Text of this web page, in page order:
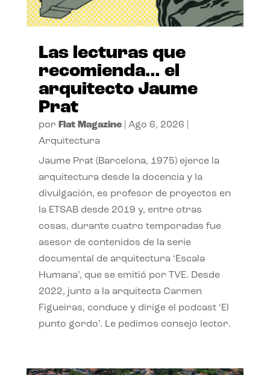
Las lecturas que
recomienda… el
arquitecto Jaume
Prat
por Flat Magazine| Ago 6, 2026
Arquitectura
Jaume Prat (Barcelona, 1975) ejerce la
arquitectura desde la docencia y la
divulgación, es profesor de proyectos en
la ETSAB desde 2019 y, entre otras
cosas, durante cuatro temporadas fue
asesor de contenidos de la serie
documental de arquitectura ‘Escala
Humana’, que se emitió por TVE. Desde
2022, junto a la arquitecta Carmen
Figueiras, conduce y dirige el podcast ‘El
punto gordo’. Le pedimos consejo lector.